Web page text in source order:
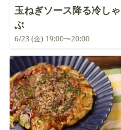
玉ねぎソース降る冷しゃ
ぶ
6/23 (金) 19:00〜20:00